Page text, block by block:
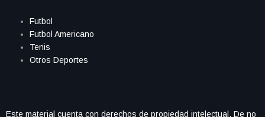
Futbol
Futbol Americano
Tenis
Otros Deportes
Este material cuenta con derechos de propiedad intelectual. De no